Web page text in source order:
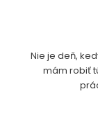
Nie je deň,
mám robiť